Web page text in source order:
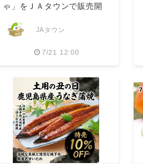
ゃ」をＪＡタウンで販売開
JAタウン
7/21 12:00
English